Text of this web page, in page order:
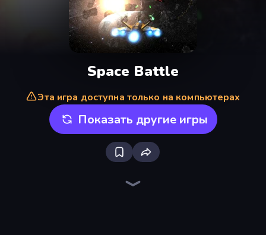
Space Battle
Эта игра доступна только на компьютерах
Показать другие игры